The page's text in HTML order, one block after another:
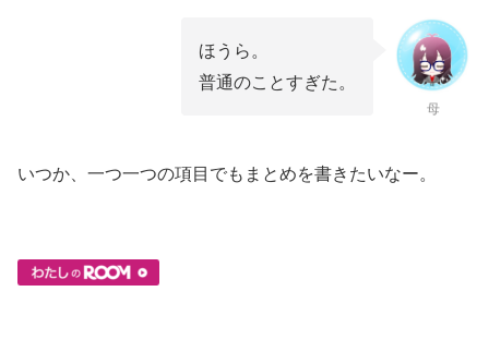
ほうら。
普通のことすぎた。
母
いつか、一つ一つの項目でもまとめを書きたいなー。